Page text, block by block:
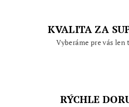
KVALITA ZA
Vyberáme pre vás len
RÝCHLE